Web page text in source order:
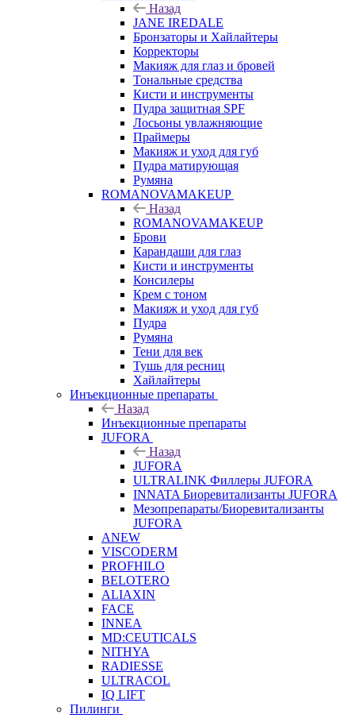
Назад
JANE IREDALE
Бронзаторы и Хайлайтеры
Корректоры
Макияж для глаз и бровей
Тональные средства
Кисти и инструменты
Пудра защитная SPF
Лосьоны увлажняющие
Праймеры
Макияж и уход для губ
Пудра матирующая
Румяна
ROMANOVAMAKEUP
Назад
ROMANOVAMAKEUP
Брови
Карандаши для глаз
Кисти и инструменты
Консилеры
Крем с тоном
Макияж и уход для губ
Пудра
Румяна
Тени для век
Тушь для ресниц
Хайлайтеры
Инъекционные препараты
Назад
Инъекционные препараты
JUFORA
Назад
JUFORA
ULTRALINK Филлеры JUFORA
INNATA Биоревитализанты JUFORA
Мезопрепараты/Биоревитализанты
JUFORA
ANEW
VISCODERM
PROFHILO
BELOTERO
ALIAXIN
FACE
INNEA
MD:CEUTICALS
NITHYA
RADIESSE
ULTRACOL
IQ LIFT
Пилинги